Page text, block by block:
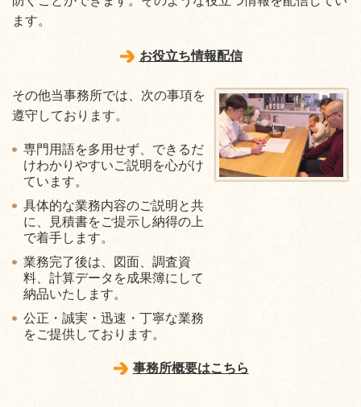
ます。
お役立ち情報配信
その他当事務所では、次の事項を
遵守しております。
専門用語を多用せず、できるだ
けわかりやすいご説明を心がけ
ています。
具体的な業務内容のご説明と共
に、見積書をご提示し納得の上
で着手します。
業務完了後は、図面、調査資
料、計算データを成果簿にして
納品いたします。
公正・誠実・迅速・丁寧な業務
をご提供しております。
事務所概要はこちら